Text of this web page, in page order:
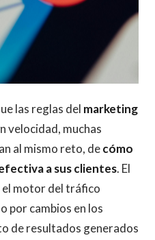
las reglas del marketing
velocidad, muchas
al mismo reto, decómo
a sus clientes. El
el motor del tráfico
por cambios en los
de resultados generados